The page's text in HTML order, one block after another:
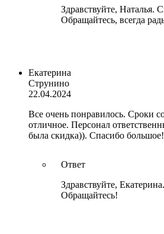
Здравствуйте, Наталья.
Обращайтесь, всегда
Екатерина
Струнино
22.04.2024
Все очень понравилось. Сроки
отличное. Персонал
была скидка)). Спасибо большое!
Ответ
Здравствуйте,
Обращайтесь!